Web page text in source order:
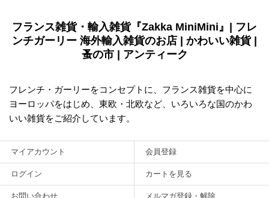
フランス雑貨・輸入雑貨『Zakka MiniMini』| フレ
ンチガーリー 海外輸入雑貨のお店 | かわいい雑貨 |
蚤の市 | アンティーク
フレンチ・ガーリーをコンセプトに、フランス雑貨を中心に
ヨーロッパをはじめ、東欧・北欧など、いろいろな国のかわ
いい雑貨をご紹介しています。
マイアカウント 会員登録
ログイン カートを見る
お問い合わせ メルマガ登録・解除